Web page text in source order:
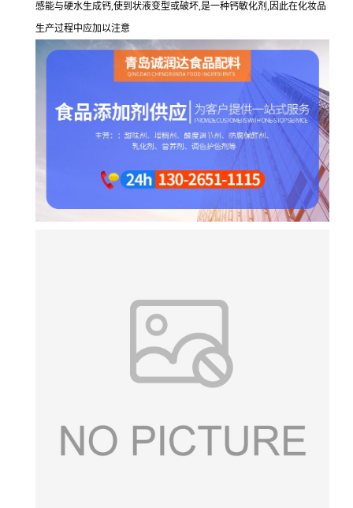
感能与硬水生成钙,使到状液变型或破坏,是一种钙敏化剂,因此在化妆品
生产过程中应加以注意